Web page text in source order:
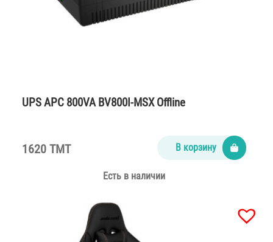
UPS APC 800VA BV800I-MSX Offline
1620 TMT В корзину
Есть в наличии